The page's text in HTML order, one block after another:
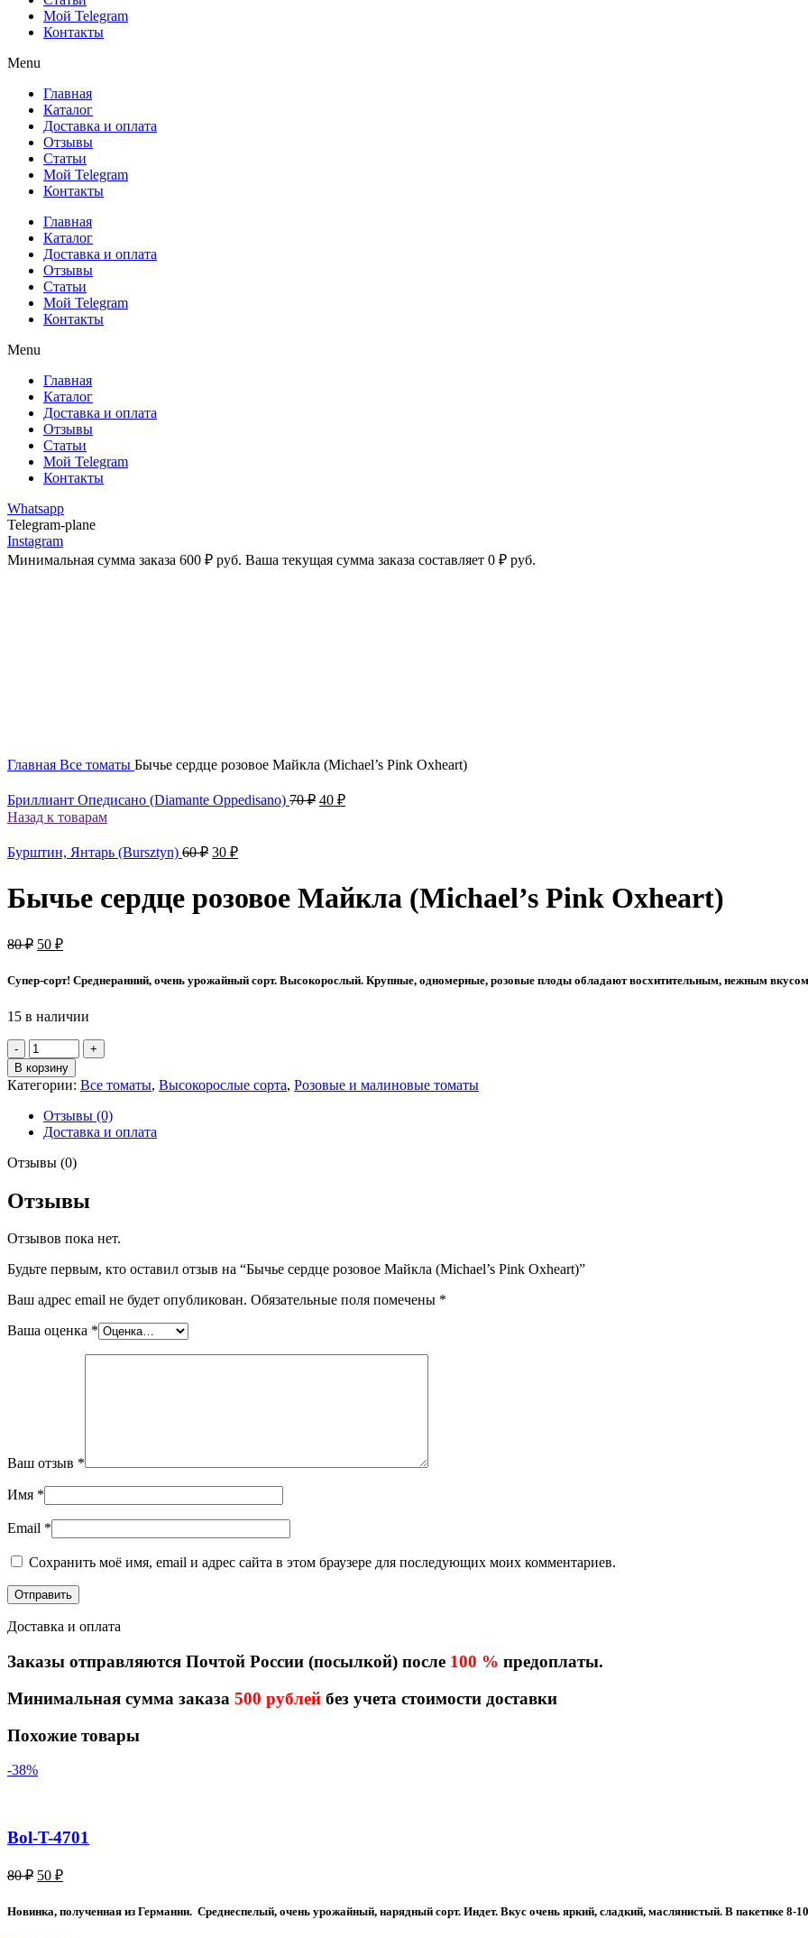
Мой Telegram
Контакты
Menu
Главная
Каталог
Доставка и оплата
Отзывы
Статьи
Мой Telegram
Контакты
Главная
Каталог
Доставка и оплата
Отзывы
Статьи
Мой Telegram
Контакты
Menu
Главная
Каталог
Доставка и оплата
Отзывы
Статьи
Мой Telegram
Контакты
Whatsapp
Telegram-plane
Instagram
Минимальная сумма заказа 600 ₽ руб. Ваша текущая сумма заказа составляет 0 ₽ руб.
Главная Все томаты Бычье сердце розовое Майкла (Michael’s Pink Oxheart)
Бриллиант Опедисано (Diamante Oppedisano) 70₽ Первоначальная
40 ₽Текущая
Назад к товарам
Бурштин, Янтарь (Bursztyn) 60₽ Первоначальная
60 ₽.
30 ₽Текущая
Бычье сердце розовое Майкла (Michael’s Pink Oxheart)
80₽ Первоначальная
составляла
80 ₽.
50 ₽Текущая
50 ₽.
Супер-сорт! Среднеранний, очень урожайный сорт. Высокорослый. Крупные, одномерные, розовые плоды обладают восхитительным, нежным
15 в наличии
Количество
товара
Бычье
сердце
розовое
Майкла
(Michael’s
Pink
В корзину
Категории: Все томаты, Высокорослые сорта, Розовые и малиновые томаты
Отзывы (0)
Доставка и оплата
Отзывы (0)
Отзывы
Отзывов пока нет.
Будьте первым, кто оставил отзыв на “Бычье сердце розовое Майкла (Michael’s Pink Oxheart)”
Ваш адрес email не будет опубликован. Обязательные поля помечены *
Ваша оценка *
Ваш отзыв *
Имя *
Email *
Сохранить моё имя, email и адрес сайта в этом браузере для последующих моих комментариев.
Доставка и оплата
Заказы отправляются Почтой России (посылкой) после 100 % предоплаты.
Минимальная сумма заказа 500 рублей без учета стоимости доставки
Похожие товары
-38%
Bol-T-4701
80₽ Первоначальная
50 ₽Текущая
50 ₽.
Новинка, полученная из Германии. Среднеспелый, очень урожайный, нарядный сорт. Индет. Вкус очень яркий, сладкий, маслянистый. В пакетике 8-